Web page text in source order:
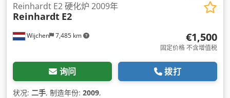
Wijchen 7,485 km
Reinhardt E2 硬化炉 2009年
Reinhardt E2
€1,500
固定价格 不含增值税
询问 拨打
状况: 二手, 制造年份: 2009,